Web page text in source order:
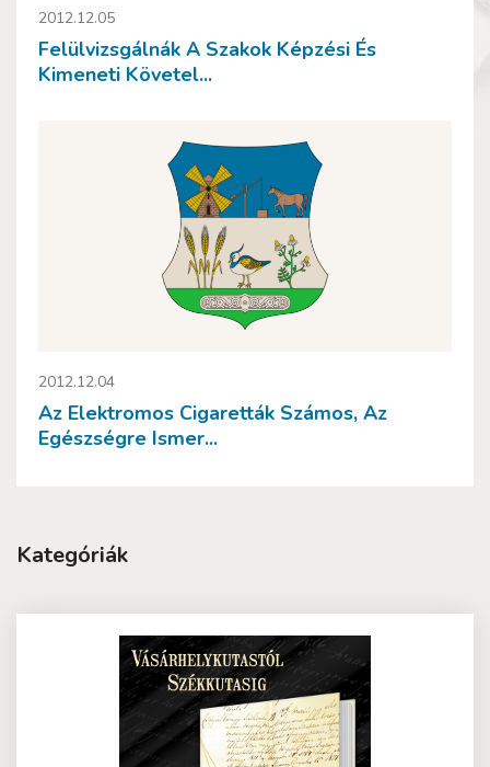
2012.12.05
Felülvizsgálnák A Szakok Képzési És
Kimeneti Követel...
2012.12.04
Az Elektromos Cigaretták Számos, Az
Egészségre Ismer...
Kategóriák